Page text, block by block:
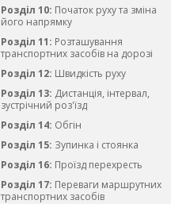
Розділ 10: Початок руху та зміна
його напрямку
Розділ 11: Розташування
транспортних засобів на дорозі
Розділ 12: Швидкість руху
Розділ 13: Дистанція, інтервал,
зустрічний роз'їзд
Розділ 14: Обгін
Розділ 15: Зупинка і стоянка
Розділ 16: Проїзд перехресть
Розділ 17: Переваги маршрутних
транспортних засобів